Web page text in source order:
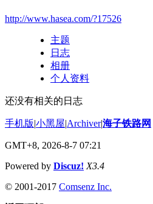
http://www.hasea.com/?17526
主题
日志
相册
个人资料
还没有相关的日志
手机版|小黑屋|Archiver|海子铁路网
GMT+8, 2026-8-7 07:21
Powered by Discuz! X3.4
© 2001-2017 Comsenz Inc.